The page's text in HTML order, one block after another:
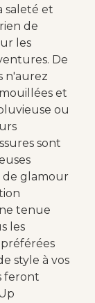
saleté et
de
les
De
n'aurez
et
ou
sont
de glamour
tenue
les
préférées
style à vos
feront